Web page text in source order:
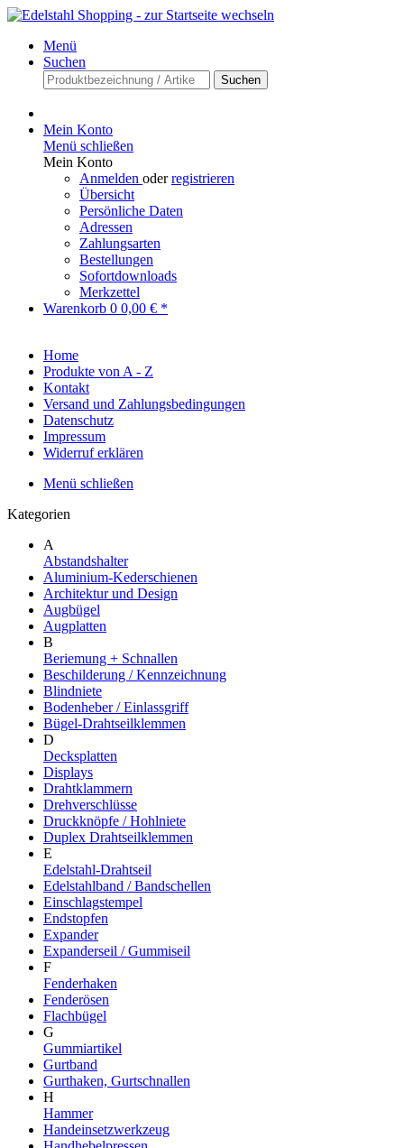
Menü
Suchen
Suchen
Mein Konto
Menü schließen
Mein Konto
Anmelden oderregistrieren
Übersicht
Persönliche Daten
Adressen
Zahlungsarten
Bestellungen
Sofortdownloads
Merkzettel
Warenkorb 0 0,00 € *
Home
Produkte von A - Z
Kontakt
Versand und Zahlungsbedingungen
Datenschutz
Impressum
Widerruf erklären
Menü schließen
Kategorien
A
Abstandshalter
Aluminium-Kederschienen
Architektur und Design
Augbügel
Augplatten
B
Beriemung + Schnallen
Beschilderung / Kennzeichnung
Blindniete
Bodenheber / Einlassgriff
Bügel-Drahtseilklemmen
D
Decksplatten
Displays
Drahtklammern
Drehverschlüsse
Druckknöpfe / Hohlniete
Duplex Drahtseilklemmen
E
Edelstahl-Drahtseil
Edelstahlband / Bandschellen
Einschlagstempel
Endstopfen
Expander
Expanderseil / Gummiseil
F
Fenderhaken
Fenderösen
Flachbügel
G
Gummiartikel
Gurtband
Gurthaken, Gurtschnallen
H
Hammer
Handeinsetzwerkzeug